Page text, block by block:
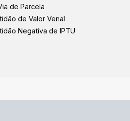
de Parcela
de Valor Venal
Negativa de IPTU